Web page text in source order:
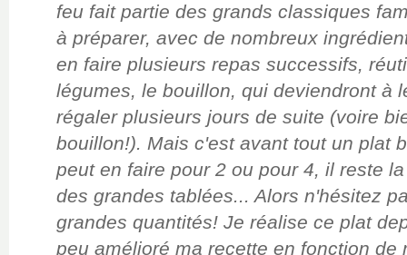
feu fait partie des grands classiques
à préparer, avec de nombreux
en faire plusieurs repas successifs,
légumes, le bouillon, qui deviendront à
régaler plusieurs jours de suite (voire
bouillon!). Mais c'est avant tout un plat
peut en faire pour 2 ou pour 4, il reste
des grandes tablées... Alors n'hésitez
grandes quantités! Je réalise ce plat
peu amélioré ma recette en fonction de